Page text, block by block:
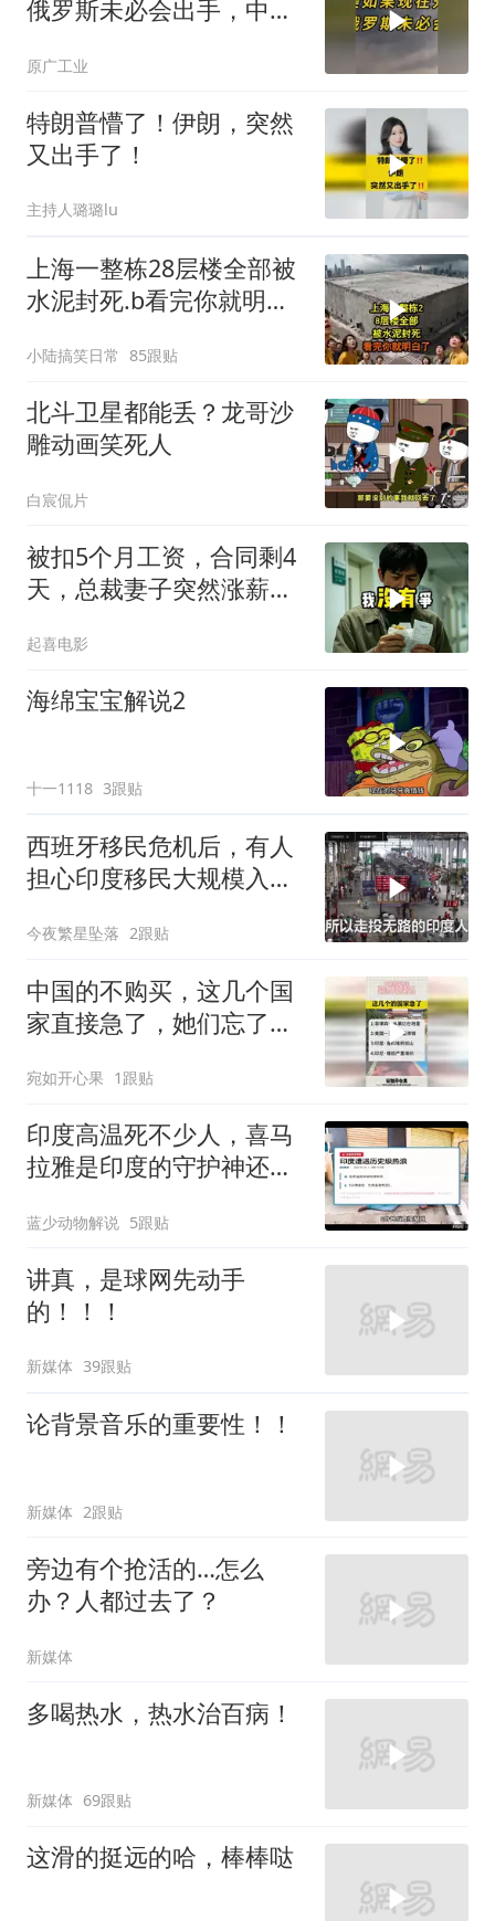
俄罗斯未必会出手，中国
原广工业
特朗普懵了！伊朗，突然
又出手了！
主持人璐璐lu
上海一整栋28层楼全部被
水泥封死.b看完你就明白
小陆搞笑日常 85跟贴
北斗卫星都能丢？龙哥沙
雕动画笑死人
白宸侃片
被扣5个月工资，合同剩4
天，总裁妻子突然涨薪续
起喜电影
海绵宝宝解说2
十一1118 3跟贴
西班牙移民危机后，有人
担心印度移民大规模入侵
今夜繁星坠落 2跟贴
中国的不购买，这几个国
家直接急了，她们忘了谁
宛如开心果 1跟贴
印度高温死不少人，喜马
拉雅是印度的守护神还是
蓝少动物解说 5跟贴
讲真，是球网先动手
的！！！
新媒体 39跟贴
论背景音乐的重要性！！
新媒体 2跟贴
旁边有个抢活的…怎么
办？人都过去了？
新媒体
多喝热水，热水治百病！
新媒体 69跟贴
这滑的挺远的哈，棒棒哒